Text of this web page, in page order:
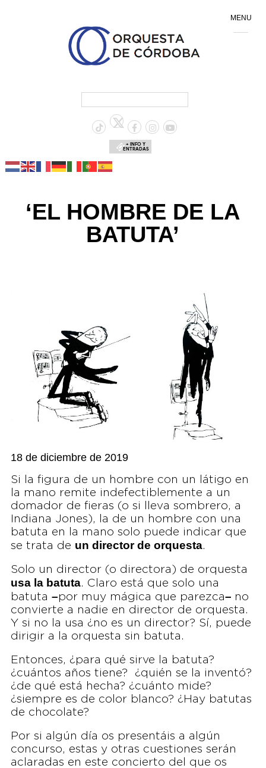
+ INFO Y
ENTRADAS
‘EL HOMBRE DE LA
BATUTA’
18 de diciembre de 2019
Si la figura de un hombre con un látigo en
la mano remite indefectiblemente a un
domador de fieras (o si lleva sombrero, a
Indiana Jones), la de un hombre con una
batuta en la mano solo puede indicar que
se trata de un director de orquesta.
Solo un director (o directora) de orquesta
usa la batuta. Claro está que solo una
batuta –por muy mágica que parezca– no
convierte a nadie en director de orquesta.
Y si no la usa ¿no es un director? Sí, puede
dirigir a la orquesta sin batuta.
Entonces, ¿para qué sirve la batuta?
¿cuántos años tiene? ¿quién se la inventó?
¿de qué está hecha? ¿cuánto mide?
¿siempre es de color blanco? ¿Hay batutas
de chocolate?
Por si algún día os presentáis a algún
concurso, estas y otras cuestiones serán
aclaradas en este concierto del que os
MENU